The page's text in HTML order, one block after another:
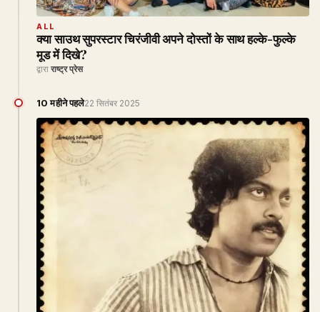
ALL
क्या साउथ सुपरस्टार चिरंजीवी अपने दोस्तों के साथ हल्के-फुल्के
मूड में दिखे?
द्वारा राष्ट्र प्रेस
10 महीने पहले22 सितंबर 2025